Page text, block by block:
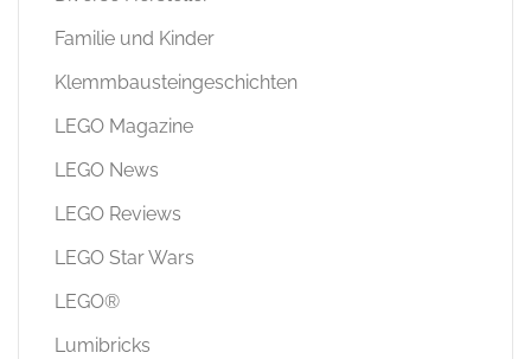
Familie und Kinder
Klemmbausteingeschichten
LEGO Magazine
LEGO News
LEGO Reviews
LEGO Star Wars
LEGO®
Lumibricks